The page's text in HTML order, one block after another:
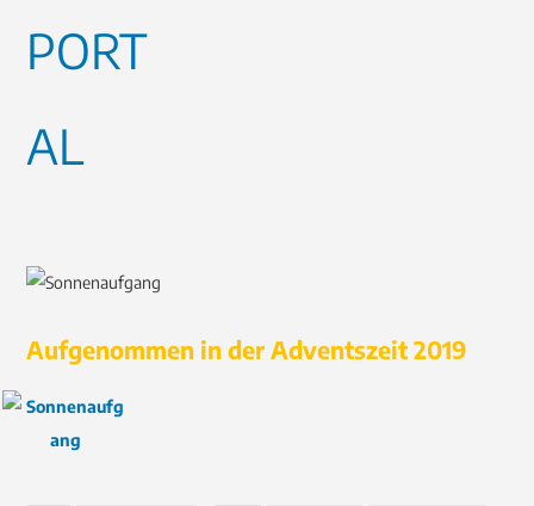
Aufgenommen in der Adventszeit 2019